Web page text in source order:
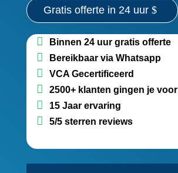
Gratis offerte in 24 uur
Binnen 24 uur gratis offerte
Bereikbaar via Whatsapp
VCA Gecertificeerd
2500+ klanten gingen je voor
15 Jaar ervaring
5/5 sterren reviews